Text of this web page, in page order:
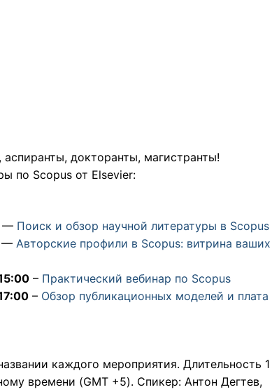
докторанты, магистранты!
по Scopus от Elsevier:
— Поиск и обзор научной литературы в Scopus
— Авторские профили в Scopus: витрина ваших
– Практический вебинар по Scopus
– Обзор публикационных моделей и плата
каждого мероприятия. Длительность 1
времени (GMT +5). Спикер: Антон Дегтев,